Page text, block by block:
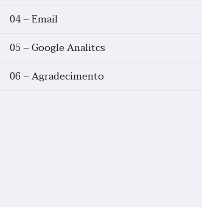
04 – Email
05 – Google Analitcs
06 – Agradecimento